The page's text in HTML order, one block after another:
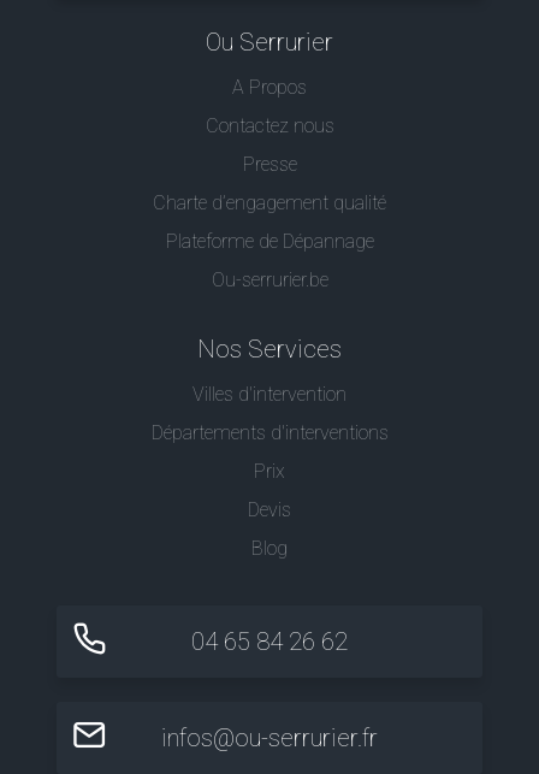
Ou Serrurier
A Propos
Contactez nous
Presse
Charte d’engagement qualité
Plateforme de Dépannage
Ou-serrurier.be
Nos Services
Villes d'intervention
Départements d'interventions
Prix
Devis
Blog
04 65 84 26 62
infos@ou-serrurier.fr